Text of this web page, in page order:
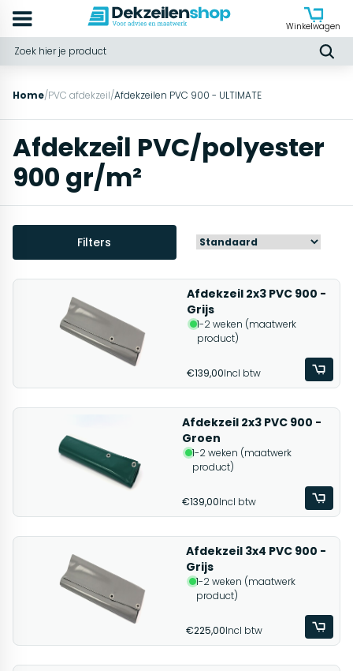
Winkelwagen
Home/PVC afdekzeil/Afdekzeilen PVC 900 - ULTIMATE
Afdekzeil PVC/polyester
900 gr/m²
Filters
Afdekzeil 2x3 PVC 900 -
Grijs
1-2 weken (maatwerk
product)
€139,00Incl btw
Afdekzeil 2x3 PVC 900 -
Groen
1-2 weken (maatwerk
product)
€139,00Incl btw
Afdekzeil 3x4 PVC 900 -
Grijs
1-2 weken (maatwerk
product)
€225,00Incl btw